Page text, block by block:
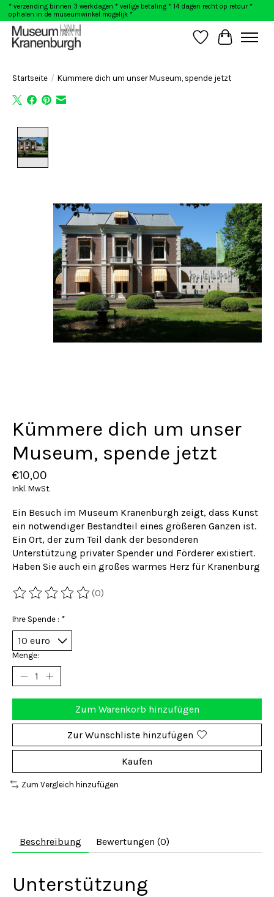
* verzending binnen 3 werkdagen * veilige betaling * 14 dagen recht op retour *
ophalen in de museumwinkel mogelijk *
Wunschzettel
Ihr
Startseite / Kümmere dich um unser Museum, spende jetzt
Kümmere dich um unser
Museum, spende jetzt
€10,00
Inkl. MwSt.
Ein Besuch im Museum Kranenburgh zeigt, dass Kunst
ein notwendiger Bestandteil eines größeren Ganzen ist.
Ein Ort, der zum Teil dank der besonderen
Unterstützung privater Spender und Förderer existiert.
Haben Sie auch ein großes warmes Herz für Kranenburg
Die Bewertung dieses Produkts ist
(0)
Ihre Spende : *
Menge:
Zum Warenkorb hinzufügen
Zur Wunschliste hinzufügen
Kaufen
Zum Vergleich hinzufügen
Beschreibung Bewertungen (0)
Unterstützung